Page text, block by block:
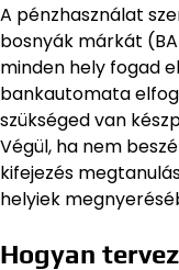
A pénzhasználat
bosnyák márkát
minden hely fogad
bankautomata
szükséged van
Végül, ha nem
kifejezés
helyiek
Hogyan